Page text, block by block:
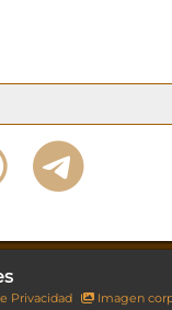
Privacidad Imagen